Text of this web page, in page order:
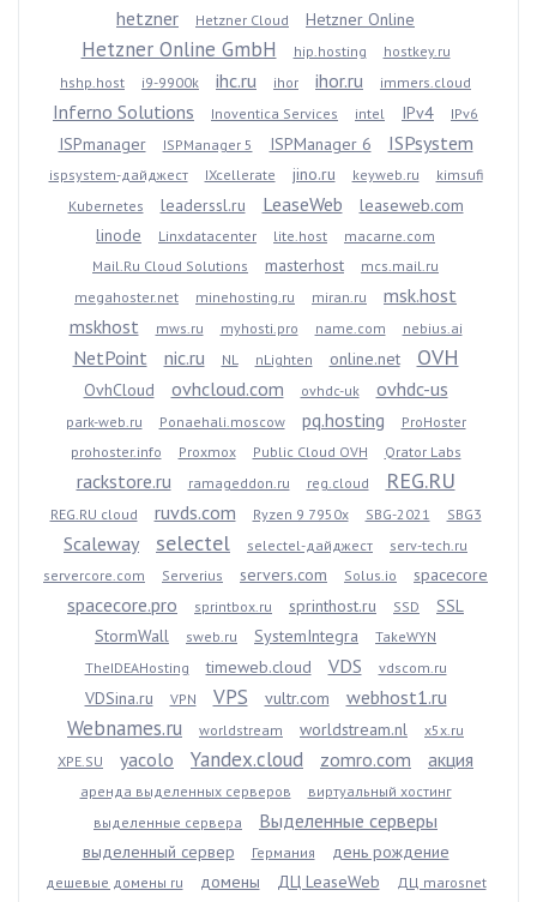
hetzner Hetzner Cloud Hetzner Online
Hetzner Online GmbH hip.hosting
hostkey.ru
hshp.host
i9-9900k ihc.ru ihor ihor.ru immers.cloud
Inferno Solutions Inoventica Services intel IPv4 IPv6
ISPmanager ISPManager 5 ISPManager 6 ISPsystem
ispsystem-дайджест IXcellerate jino.ru keyweb.ru
kimsufi
Kubernetes
leaderssl.ru LeaseWeb
leaseweb.com
linode
Linxdatacenter lite.host
macarne.com
Mail.Ru Cloud Solutions
masterhost
mcs.mail.ru
megahoster.net
minehosting.ru miran.ru
msk.host
mskhost
mws.ru myhosti.pro name.com nebius.ai
NetPoint nic.ru NL nLighten online.net OVH
OvhCloud ovhcloud.com ovhdc-uk ovhdc-us
park-web.ru Ponaehali.moscow pq.hosting
ProHoster
prohoster.info
Proxmox Public Cloud OVH Qrator Labs
rackstore.ru ramageddon.ru reg.cloud REG.RU
REG.RU cloud ruvds.com Ryzen 9 7950x SBG-2021 SBG3
Scaleway selectel selectel-дайджест
serv-tech.ru
servercore.com
Serverius servers.com Solus.io spacecore
spacecore.pro sprintbox.ru sprinthost.ru SSD
SSL
StormWall
sweb.ru SystemIntegra
TakeWYN
TheIDEAHosting
timeweb.cloud VDS vdscom.ru
VDSina.ru VPN VPS vultr.com webhost1.ru
Webnames.ru worldstream worldstream.nl
x5x.ru
XPE.SU
yacolo Yandex.cloud zomro.com акция
аренда выделенных серверов
виртуальный хостинг
выделенные сервера
Выделенные серверы
выделенный сервер Германия день рождение
дешевые домены ru домены ДЦ LeaseWeb
ДЦ marosnet